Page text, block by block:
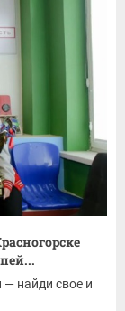
— найди свое и